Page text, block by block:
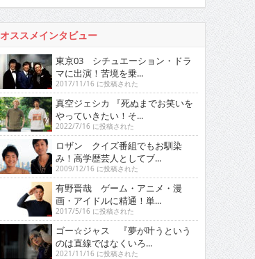
オススメインタビュー
東京03 シチュエーション・ドラ
マに出演！苦境を乗...
2017/11/16 に投稿された
真空ジェシカ 『死ぬまでお笑いを
やっていきたい！そ...
2022/7/16 に投稿された
ロザン クイズ番組でもお馴染
み！高学歴芸人としてブ...
2009/12/16 に投稿された
有野晋哉 ゲーム・アニメ・漫
画・アイドルに精通！単...
2017/5/16 に投稿された
ゴー☆ジャス 『夢が叶うという
のは直線ではなくいろ...
2021/11/16 に投稿された